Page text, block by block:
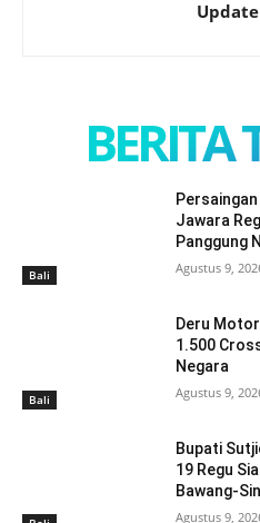
BERITA
Bali
Jawara
Panggung
Agustus 9,
Bali
Deru
1.500
Negara
Agustus 9,
Bupati
19 Regu
Bawang-
Agustus 9,